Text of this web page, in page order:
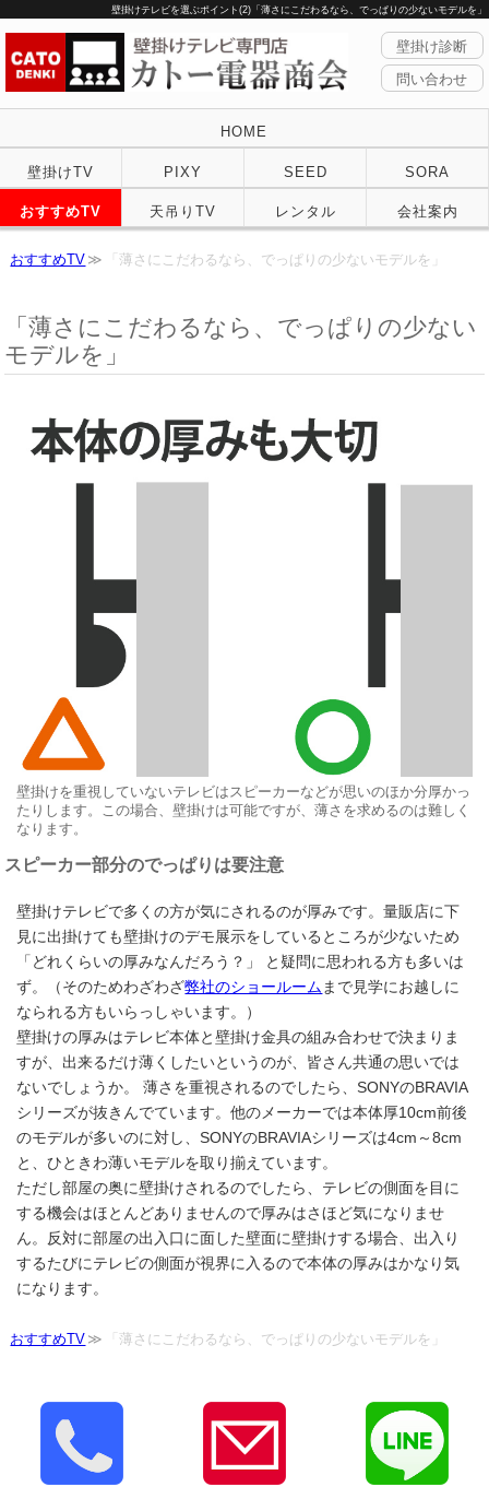
壁掛けテレビを選ぶポイント(2)「薄さにこだわるなら、でっぱりの少ないモデルを」
壁掛け診断
問い合わせ
HOME
壁掛けTV PIXY SEED SORA
おすすめTV 天吊りTV レンタル 会社案内
おすすめTV 「薄さにこだわるなら、でっぱりの少ないモデルを」
「薄さにこだわるなら、でっぱりの少ない
モデルを」
壁掛けを重視していないテレビはスピーカーなどが思いのほか分厚かっ
たりします。この場合、壁掛けは可能ですが、薄さを求めるのは難しく
なります。
スピーカー部分のでっぱりは要注意
壁掛けテレビで多くの方が気にされるのが厚みです。量販店に下
見に出掛けても壁掛けのデモ展示をしているところが少ないため
「どれくらいの厚みなんだろう？」 と疑問に思われる方も多いは
ず。（そのためわざわざ弊社のショールーム まで見学にお越しに
なられる方もいらっしゃいます。）
壁掛けの厚みはテレビ本体と壁掛け金具の組み合わせで決まりま
すが、出来るだけ薄くしたいというのが、皆さん共通の思いでは
ないでしょうか。 薄さを重視されるのでしたら、SONYのBRAVIA
シリーズが抜きんでています。他のメーカーでは本体厚10cm前後
のモデルが多いのに対し、SONYのBRAVIAシリーズは4cm～8cm
と、ひときわ薄いモデルを取り揃えています。
ただし部屋の奥に壁掛けされるのでしたら、テレビの側面を目に
する機会はほとんどありませんので厚みはさほど気になりませ
ん。反対に部屋の出入口に面した壁面に壁掛けする場合、出入り
するたびにテレビの側面が視界に入るので本体の厚みはかなり気
になります。
おすすめTV 「薄さにこだわるなら、でっぱりの少ないモデルを」